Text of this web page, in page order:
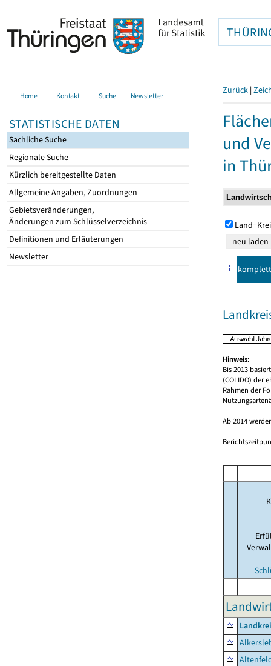
Home Kontakt Suche Newsletter
STATISTISCHE DATEN
Sachliche Suche
Regionale Suche
Kürzlich bereitgestellte Daten
Allgemeine Angaben, Zuordnungen
Gebietsveränderungen,
Änderungen zum Schlüsselverzeichnis
Definitionen und Erläuterungen
Newsletter
Zurück |
und
in
komplett
Hinweis:
Bis 2013
(COLIDO) der
Rahmen der
Ab 2014